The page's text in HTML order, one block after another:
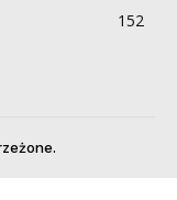
152